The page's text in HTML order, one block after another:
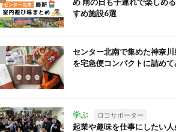
すめ施設6選
センター北南で集めた神奈
を宅急便コンパクトに詰めて
学ぶ ロコサポーター
起業や趣味を仕事にしたい人